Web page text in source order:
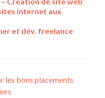
internet aux
et dév. freelance
les bons placements